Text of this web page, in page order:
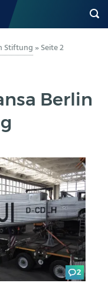
Stiftung »Seite 2
Berlin
2